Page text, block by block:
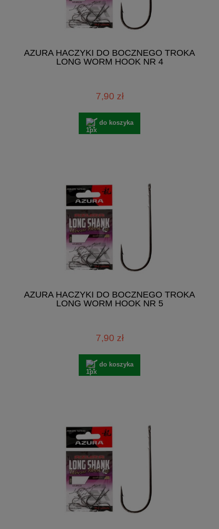
AZURA HACZYKI DO BOCZNEGO TROKA
LONG WORM HOOK NR 4
7,90 zł
do koszyka
AZURA HACZYKI DO BOCZNEGO TROKA
LONG WORM HOOK NR 5
7,90 zł
do koszyka